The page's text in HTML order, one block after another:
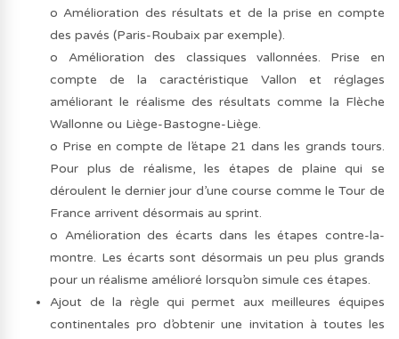
o Amélioration des résultats et de la prise en compte
des pavés (Paris-Roubaix par exemple).
o Amélioration des classiques vallonnées. Prise en
compte de la caractéristique Vallon et réglages
améliorant le réalisme des résultats comme la Flèche
Wallonne ou Liège-Bastogne-Liège.
o Prise en compte de l’étape 21 dans les grands tours.
Pour plus de réalisme, les étapes de plaine qui se
déroulent le dernier jour d’une course comme le Tour de
France arrivent désormais au sprint.
o Amélioration des écarts dans les étapes contre-la-
montre. Les écarts sont désormais un peu plus grands
pour un réalisme amélioré lorsqu’on simule ces étapes.
Ajout de la règle qui permet aux meilleures équipes
continentales pro d’obtenir une invitation à toutes les